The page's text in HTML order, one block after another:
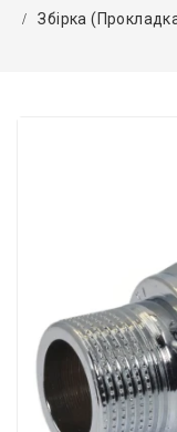
Збірка